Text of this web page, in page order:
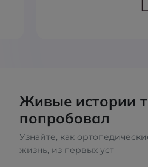
Живые истории
попробовал
Узнайте, как
жизнь, из первых уст